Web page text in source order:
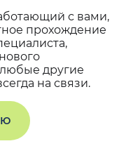
с вами,
прохождение
другие
на связи.